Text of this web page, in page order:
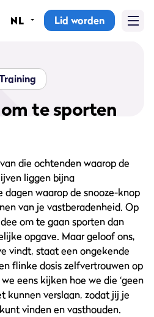
ProFit Gym
NL Lid worden
te sporten
die ochtenden waarop de
liggen bijna
waarop de snooze-knop
van je vastberadenheid. Op
om te gaan sporten dan
opgave. Maar geloof ons,
vindt, staat een ongekende
flinke dosis zelfvertrouwen op
eens kijken hoe we die ‘geen
kunnen verslaan, zodat jij je
vinden en vasthouden.